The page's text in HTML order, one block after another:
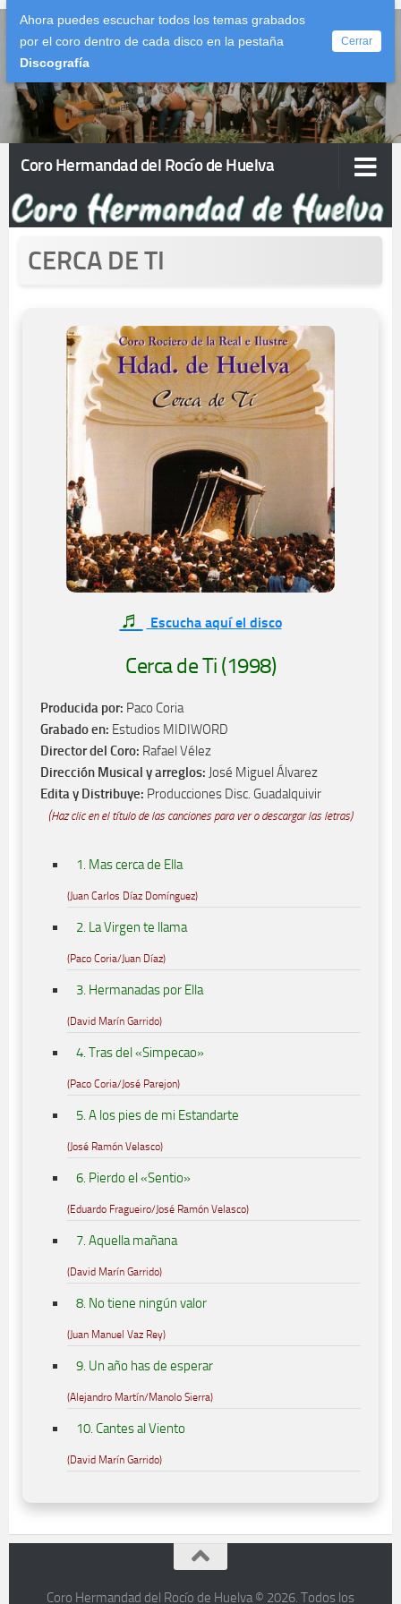
Ahora puedes escuchar todos los temas grabados
por el coro dentro de cada disco en la pestaña
Discografía
Cerrar
Saltar al contenido
Coro Hermandad del Rocío de Huelva
CERCA DE TI
♬ Escucha aquí el disco
Cerca de Ti (1998)
Producida por: Paco Coria
Grabado en: Estudios MIDIWORD
Director del Coro: Rafael Vélez
Dirección Musical y arreglos: José Miguel Álvarez
Edita y Distribuye: Producciones Disc. Guadalquivir
(Haz clic en el título de las canciones para ver o descargar las letras)
1. Mas cerca de Ella
(Juan Carlos Díaz Domínguez)
2. La Virgen te llama
(Paco Coria/Juan Díaz)
3. Hermanadas por Ella
(David Marín Garrido)
4. Tras del «Simpecao»
(Paco Coria/José Parejon)
5. A los pies de mi Estandarte
(José Ramón Velasco)
6. Pierdo el «Sentio»
(Eduardo Fragueiro/José Ramón Velasco)
7. Aquella mañana
(David Marín Garrido)
8. No tiene ningún valor
(Juan Manuel Vaz Rey)
9. Un año has de esperar
(Alejandro Martín/Manolo Sierra)
10. Cantes al Viento
(David Marín Garrido)
Coro Hermandad del Rocío de Huelva © 2026. Todos los